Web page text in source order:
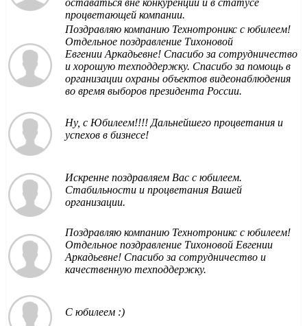
процветающей компании.
Поздравляю компанию Технотроникс с юбилеем!
Отдельное поздравление Тихоновой
Евгении Аркадьевне! Спасибо за сотрудничество
и хорошую техподдержку. Спасибо за помощь в
организации охраны объектов видеонаблюдения
во время выборов президента России.
Ну, с Юбилеем!!!! Дальнейшего процветания и
успехов в бизнесе!
Искренне поздравляем Вас с юбилеем.
Стабильности и процветания Вашей
организации.
Поздравляю компанию Технотроникс с юбилеем!
Отдельное поздравление Тихоновой Евгении
Аркадьевне! Спасибо за сотрудничество и
качественную техподдержку.
С юбилеем :)